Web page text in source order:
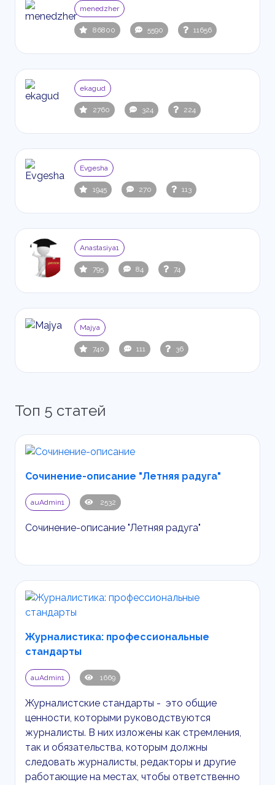
menedzher
86800 5590 11656
ekagud
2760 324 224
Evgesha
1945 270 113
Anastasiya1
795 84 74
Majya
740 111 36
Топ 5 статей
Сочинение-описание "Летняя радуга"
auAdmin1 2532
Сочинение-описание "Летняя радуга"
Журналистика: профессиональные
стандарты
auAdmin1 1669
Журналистские стандарты - это общие
ценности, которыми руководствуются
журналисты. В них изложены как стремления,
так и обязательства, которым должны
следовать журналисты, редакторы и другие
работающие на местах, чтобы ответственно